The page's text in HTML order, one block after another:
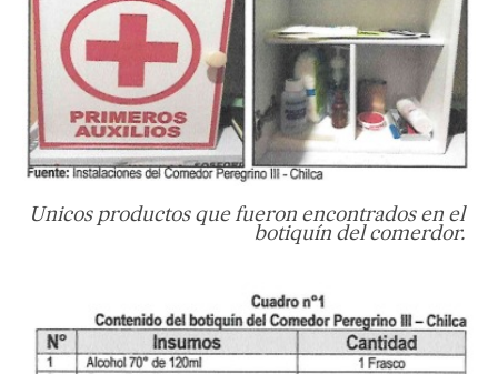
Unicos productos que fueron encontrados en el
botiquín del comerdor.